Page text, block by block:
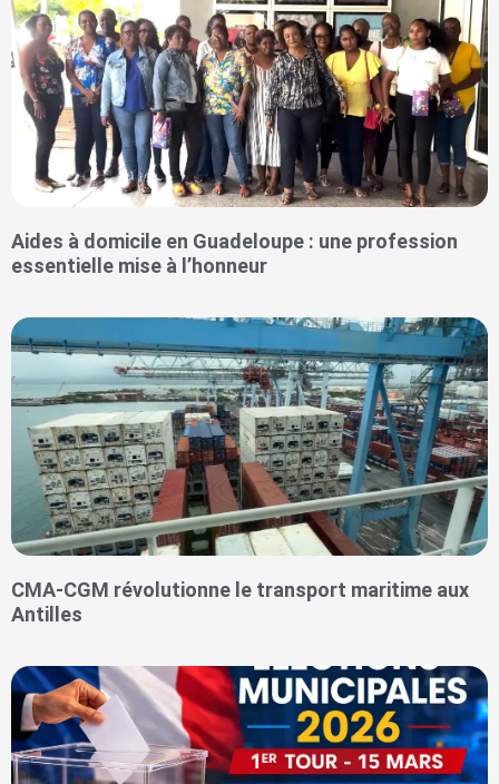
Aides à domicile en Guadeloupe : une profession
essentielle mise à l’honneur
CMA-CGM révolutionne le transport maritime aux
Antilles